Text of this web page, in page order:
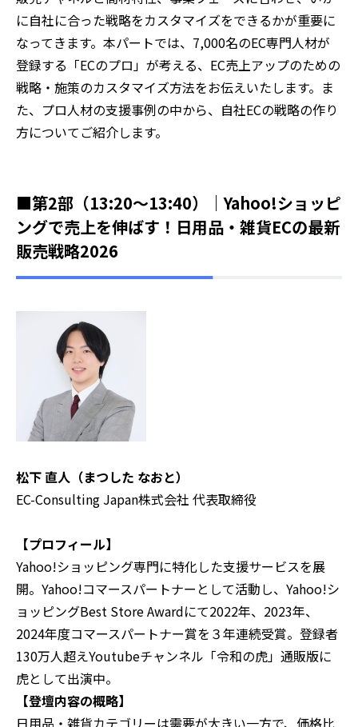
に自社に合った戦略をカスタマイズをできるかが重要に
なってきます。本パートでは、7,000名のEC専門人材が
登録する「ECのプロ」が考える、EC売上アップのための
戦略・施策のカスタマイズ方法をお伝えいたします。ま
た、プロ人材の支援事例の中から、自社ECの戦略の作り
方についてご紹介します。
■第2部（13:20～13:40）｜Yahoo!ショッピ
ングで売上を伸ばす！日用品・雑貨ECの最新
販売戦略2026
松下 直人（まつした なおと）
EC-Consulting Japan株式会社 代表取締役
【プロフィール】
Yahoo!ショッピング専門に特化した支援サービスを展
開。Yahoo!コマースパートナーとして活動し、Yahoo!シ
ョッピングBest Store Awardにて2022年、2023年、
2024年度コマースパートナー賞を３年連続受賞。登録者
130万人超えYoutubeチャンネル「令和の虎」通販版に
虎として出演中。
【登壇内容の概略】
日用品・雑貨カテゴリーは需要が大きい一方で、価格比